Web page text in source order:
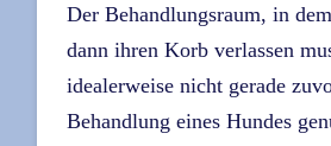
Der Behandlungsraum, in
dann ihren Korb verlassen
idealerweise nicht gerade
Behandlung eines Hundes